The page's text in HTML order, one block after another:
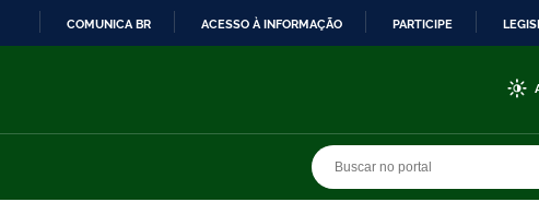
COMUNICA BR ACESSO À INFORMAÇÃO PARTICIPE